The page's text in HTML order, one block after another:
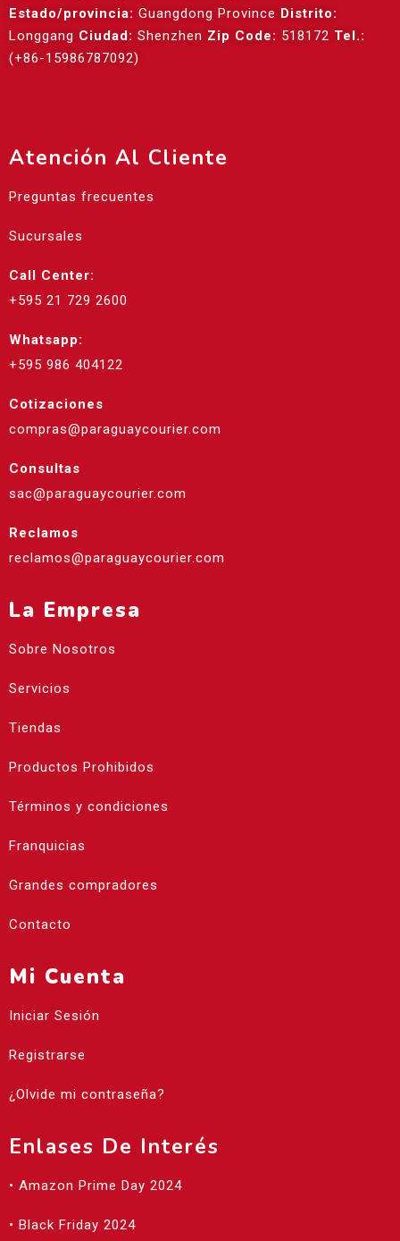
Estado/provincia: Guangdong Province Distrito:
Longgang Ciudad: Shenzhen Zip Code: 518172 Tel.:
(+86-15986787092)
Atención Al Cliente
Preguntas frecuentes
Sucursales
Call Center:
+595 21 729 2600
Whatsapp:
+595 986 404122
Cotizaciones
compras@paraguaycourier.com
Consultas
sac@paraguaycourier.com
Reclamos
reclamos@paraguaycourier.com
La Empresa
Sobre Nosotros
Servicios
Tiendas
Productos Prohibidos
Términos y condiciones
Franquicias
Grandes compradores
Contacto
Mi Cuenta
Iniciar Sesión
Registrarse
¿Olvide mi contraseña?
Enlases De Interés
• Amazon Prime Day 2024
• Black Friday 2024